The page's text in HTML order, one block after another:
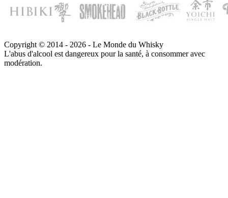
Copyright © 2014 - 2026 - Le Monde du Whisky
L'abus d'alcool est dangereux pour la santé, à consommer avec
modération.